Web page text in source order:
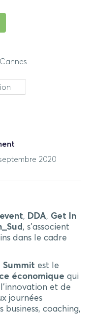
2020
, DDA, Get In
, s’associent
dans le cadre
Summit est le
économique qui
et de
journées
coaching,